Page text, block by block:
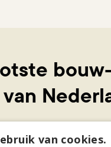
van cookies.